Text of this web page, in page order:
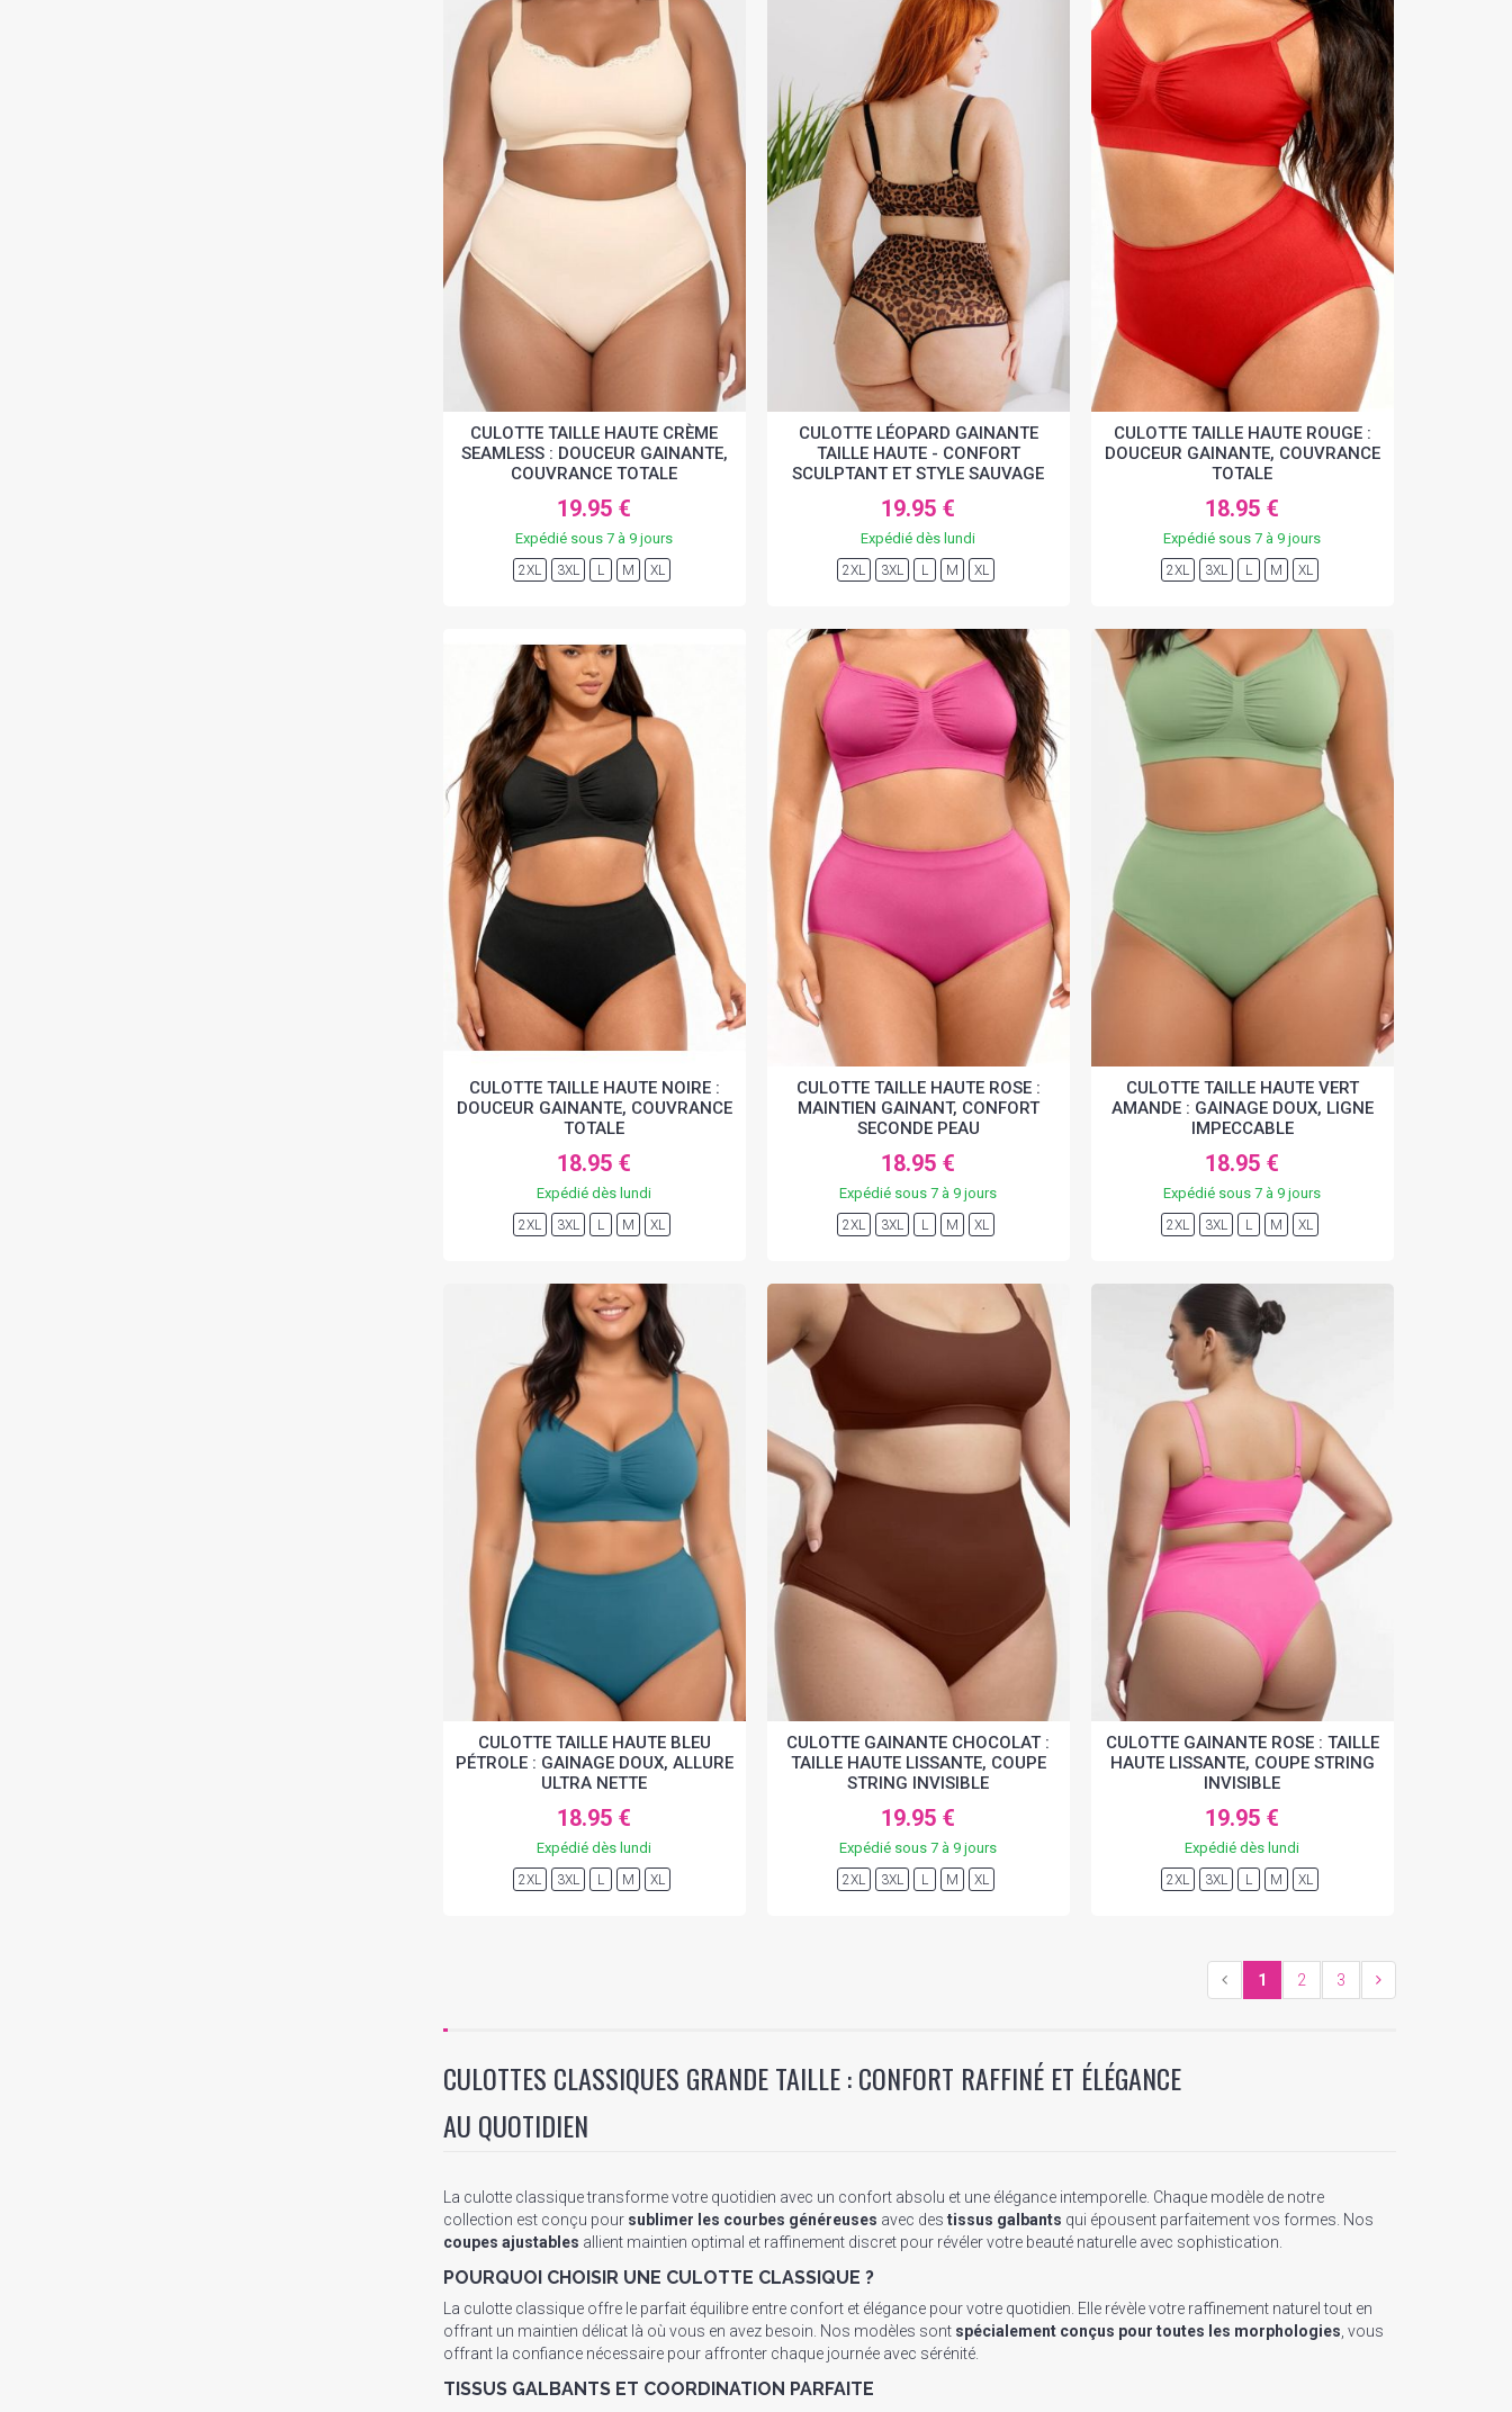
CULOTTE TAILLE HAUTE CRÈME
SEAMLESS : DOUCEUR GAINANTE,
COUVRANCE TOTALE
19.95 €
Expédié sous 7 à 9 jours
2XL 3XL L M XL
CULOTTE LÉOPARD GAINANTE
TAILLE HAUTE - CONFORT
SCULPTANT ET STYLE SAUVAGE
19.95 €
Expédié dès lundi
2XL 3XL L M XL
CULOTTE TAILLE HAUTE ROUGE :
DOUCEUR GAINANTE, COUVRANCE
TOTALE
18.95 €
Expédié sous 7 à 9 jours
2XL 3XL L M XL
CULOTTE TAILLE HAUTE NOIRE :
DOUCEUR GAINANTE, COUVRANCE
TOTALE
18.95 €
Expédié dès lundi
2XL 3XL L M XL
CULOTTE TAILLE HAUTE ROSE :
MAINTIEN GAINANT, CONFORT
SECONDE PEAU
18.95 €
Expédié sous 7 à 9 jours
2XL 3XL L M XL
CULOTTE TAILLE HAUTE VERT
AMANDE : GAINAGE DOUX, LIGNE
IMPECCABLE
18.95 €
Expédié sous 7 à 9 jours
2XL 3XL L M XL
CULOTTE TAILLE HAUTE BLEU
PÉTROLE : GAINAGE DOUX, ALLURE
ULTRA NETTE
18.95 €
Expédié dès lundi
2XL 3XL L M XL
CULOTTE GAINANTE CHOCOLAT :
TAILLE HAUTE LISSANTE, COUPE
STRING INVISIBLE
19.95 €
Expédié sous 7 à 9 jours
2XL 3XL L M XL
CULOTTE GAINANTE ROSE : TAILLE
HAUTE LISSANTE, COUPE STRING
INVISIBLE
19.95 €
Expédié dès lundi
2XL 3XL L M XL
1 2 3
CULOTTES CLASSIQUES GRANDE TAILLE : CONFORT RAFFINÉ ET ÉLÉGANCE
AU QUOTIDIEN
La culotte classique transforme votre quotidien avec un confort absolu et une élégance intemporelle. Chaque modèle de notre
collection est conçu pour sublimer les courbes généreuses avec des tissus galbants qui épousent parfaitement vos formes. Nos
coupes ajustables allient maintien optimal et raffinement discret pour révéler votre beauté naturelle avec sophistication.
POURQUOI CHOISIR UNE CULOTTE CLASSIQUE ?
La culotte classique offre le parfait équilibre entre confort et élégance pour votre quotidien. Elle révèle votre raffinement naturel tout en
offrant un maintien délicat là où vous en avez besoin. Nos modèles sont spécialement conçus pour toutes les morphologies , vous
offrant la confiance nécessaire pour affronter chaque journée avec sérénité.
TISSUS GALBANTS ET COORDINATION PARFAITE